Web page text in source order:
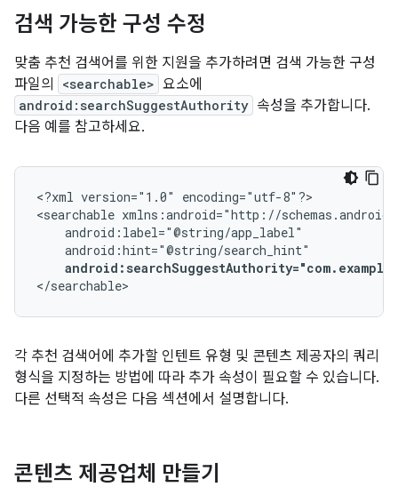
검색 가능한 구성 수정
맞춤 추천 검색어를 위한 지원을 추가하려면 검색 가능한 구성
파일의
<searchable> 요소에
android:searchSuggestAuthority 속성을 추가합니다.
다음 예를 참고하세요.
<?xml version="1.0"
encoding="utf-8"?>
<searchable
</searchable>
각 추천 검색어에 추가할 인텐트 유형 및 콘텐츠 제공자의 쿼리
형식을 지정하는 방법에 따라 추가 속성이 필요할 수 있습니다.
다른 선택적 속성은 다음 섹션에서 설명합니다.
콘텐츠 제공업체 만들기